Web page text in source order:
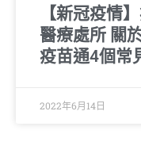
【新冠疫情
醫療處所 關
疫苗通4個常
2022年6月14日